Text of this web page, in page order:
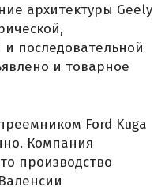
архитектуры Geely
последовательной
и товарное
Ford Kuga
Компания
производство